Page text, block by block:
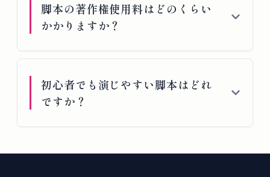
脚本の著作権使用料はどのくらい
かかりますか？
初心者でも演じやすい脚本はどれ
ですか？